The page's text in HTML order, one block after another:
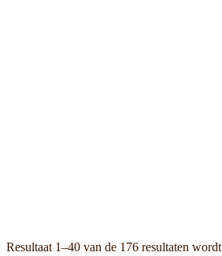
Resultaat 1–40 van de 176 resultaten wordt